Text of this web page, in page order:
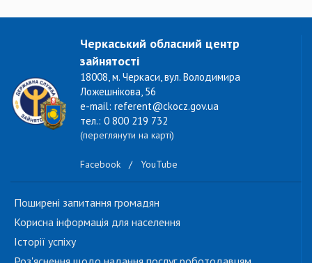
Черкаський обласний центр
зайнятості
18008, м. Черкаси, вул. Володимира
Ложешнікова, 56
e-mail: referent@ckocz.gov.ua
тел.: 0 800 219 732
(переглянути на карті)
Facebook / YouTube
Поширені запитання громадян
Корисна інформація для населення
Історії успіху